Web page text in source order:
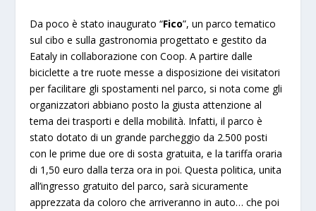
Da poco è stato inaugurato “Fico”, un parco tematico
sul cibo e sulla gastronomia progettato e gestito da
Eataly in collaborazione con Coop. A partire dalle
biciclette a tre ruote messe a disposizione dei visitatori
per facilitare gli spostamenti nel parco, si nota come gli
organizzatori abbiano posto la giusta attenzione al
tema dei trasporti e della mobilità. Infatti, il parco è
stato dotato di un grande parcheggio da 2.500 posti
con le prime due ore di sosta gratuita, e la tariffa oraria
di 1,50 euro dalla terza ora in poi. Questa politica, unita
all’ingresso gratuito del parco, sarà sicuramente
apprezzata da coloro che arriveranno in auto… che poi